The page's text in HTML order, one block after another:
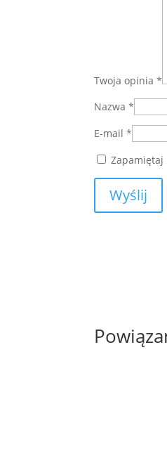
Twoja opinia*
Nazwa*
E-mail*
Zapamiętaj